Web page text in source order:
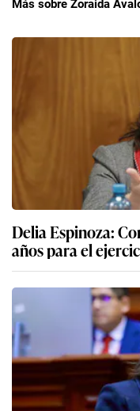
Más sobre Zoraida
Delia Espinoza:
años para el